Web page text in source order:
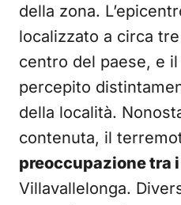
della zona.
localizzato a circa
centro del paese, e
percepito
della località.
contenuta, il
preoccupazione tra
Villavallelonga.